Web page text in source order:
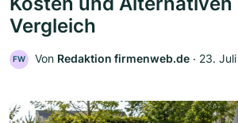
Vergleich
FW Von Redaktion firmenweb.de ‧ 23.